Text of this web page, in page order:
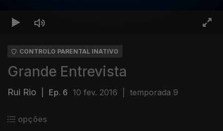
CONTROLO PARENTAL INATIVO
Grande Entrevista
Rui Rio Ep. 6 10 fev. 2016 temporada 9
opções